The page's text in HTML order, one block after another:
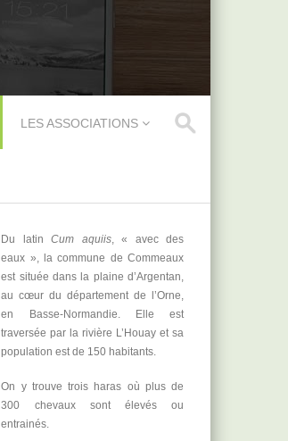
LES ASSOCIATIONS
Du latinCum aquiis, « avec des
eaux », la commune de Commeaux
est située dans la plaine d’Argentan,
au cœur du département de l’Orne,
en Basse-Normandie. Elle est
traversée par la rivière L’Houay et sa
population est de 150 habitants.
On y trouve trois haras où plus de
300 chevaux sont élevés ou
entrainés.